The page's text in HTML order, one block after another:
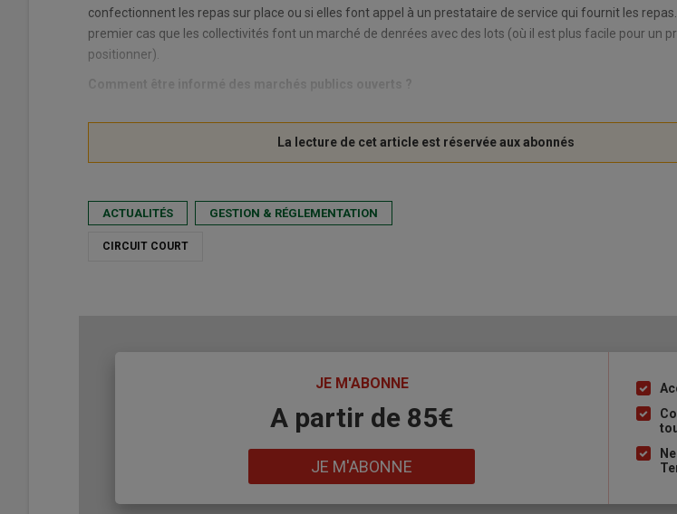
confectionnent les repas sur place ou si elles font appel à un prestataire de service qui fournit les repas.
premier cas que les collectivités font un marché de denrées avec des lots (où il est plus facile pour un
positionner).
Comment être informé des marchés publics ouverts ?
ACTUALITÉS GESTION & RÉGLEMENTATION
CIRCUIT COURT
JE M'ABONNE
A partir de 85€
JE M'ABONNE
Liste
à
puce